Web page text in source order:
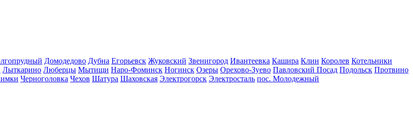
Домодедово Дубна Егорьевск Жуковский Звенигород Ивантеевка Кашира Клин Королев Котельники
Лыткарино Люберцы Мытищи Наро-Фоминск Ногинск Озеры Орехово-Зуево Павловский Посад Подольск Протвино
Черноголовка Чехов Шатура Шаховская Электрогорск Электросталь пос. Молодежный